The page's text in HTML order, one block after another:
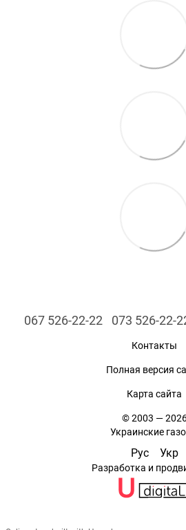
067 526-22-22 073 526-22-
Контакты
Полная версия
Карта сайта
© 2003 —
Украинские
Рус Укр
Разработка и